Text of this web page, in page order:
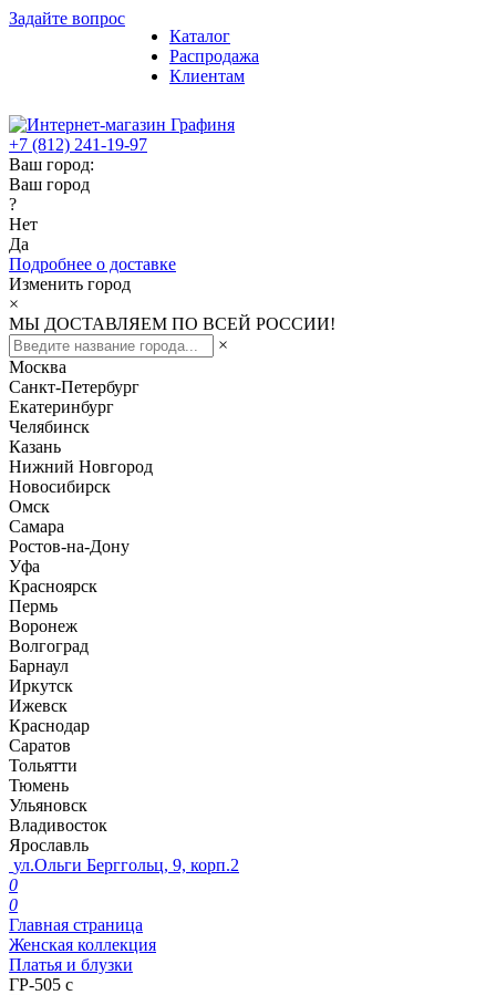
Задайте вопрос
Каталог
Распродажа
Клиентам
+7 (812) 241-19-97
Ваш город:
Ваш город
?
Нет
Да
Подробнее о доставке
Изменить город
×
МЫ ДОСТАВЛЯЕМ ПО ВСЕЙ РОССИИ!
×
Москва
Санкт-Петербург
Екатеринбург
Челябинск
Казань
Нижний Новгород
Новосибирск
Омск
Самара
Ростов-на-Дону
Уфа
Красноярск
Пермь
Воронеж
Волгоград
Барнаул
Иркутск
Ижевск
Краснодар
Саратов
Тольятти
Тюмень
Ульяновск
Владивосток
Ярославль
ул.Ольги Берггольц, 9, корп.2
0
0
Главная страница
Женская коллекция
Платья и блузки
ГР-505 с